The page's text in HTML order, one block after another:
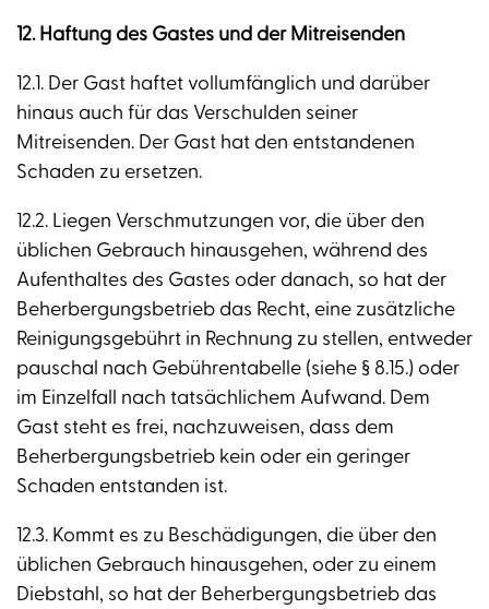
12. Haftung des Gastes und der Mitreisenden
12.1. Der Gast haftet vollumfänglich und darüber
hinaus auch für das Verschulden seiner
Mitreisenden. Der Gast hat den entstandenen
Schaden zu ersetzen.
12.2. Liegen Verschmutzungen vor, die über den
üblichen Gebrauch hinausgehen, während des
Aufenthaltes des Gastes oder danach, so hat der
Beherbergungsbetrieb das Recht, eine zusätzliche
Reinigungsgebührt in Rechnung zu stellen, entweder
pauschal nach Gebührentabelle (siehe § 8.15.) oder
im Einzelfall nach tatsächlichem Aufwand. Dem
Gast steht es frei, nachzuweisen, dass dem
Beherbergungsbetrieb kein oder ein geringer
Schaden entstanden ist.
12.3. Kommt es zu Beschädigungen, die über den
üblichen Gebrauch hinausgehen, oder zu einem
Diebstahl, so hat der Beherbergungsbetrieb das